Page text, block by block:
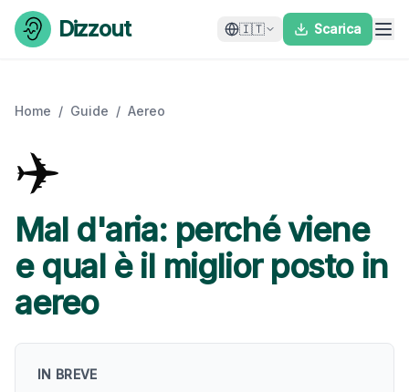
Skip to content
Dizzout 🇮🇹 Scarica
Home / Guide / Aereo
✈️
Mal d'aria: perché viene
e qual è il miglior posto in
aereo
IN BREVE